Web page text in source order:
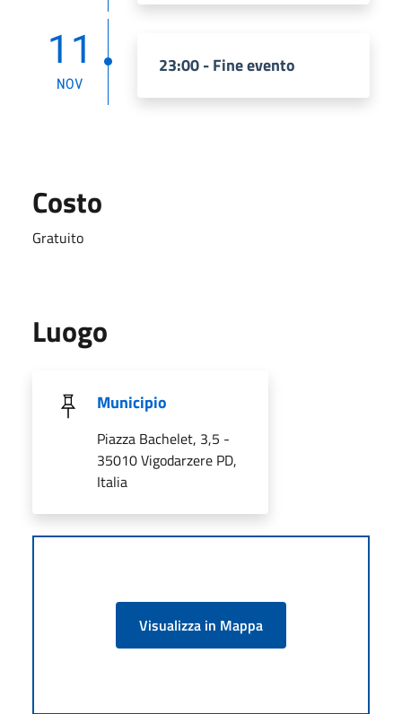
11
NOV
23:00 - Fine evento
Costo
Gratuito
Luogo
Municipio
Piazza Bachelet, 3,5 -
35010 Vigodarzere PD,
Italia
Visualizza in Mappa